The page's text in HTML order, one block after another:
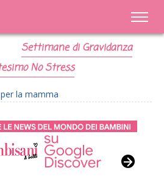
Settimane di Gravidanza
No Stress
la mamma